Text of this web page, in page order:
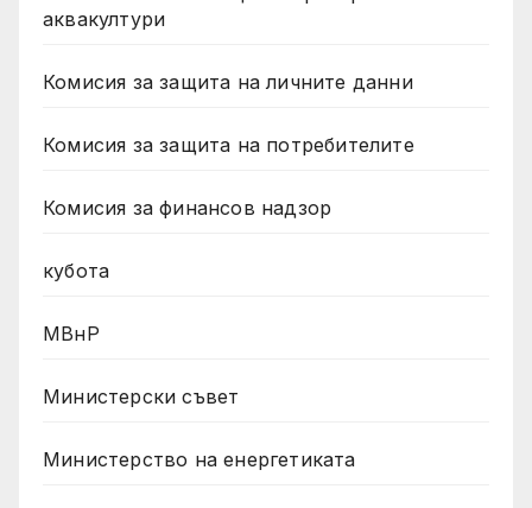
аквакултури
Комисия за защита на личните данни
Комисия за защита на потребителите
Комисия за финансов надзор
кубота
МВнР
Министерски съвет
Министерство на енергетиката